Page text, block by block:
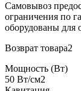
Самовывоз
ограничения по
оборудованы для
Возврат товара2
Мощность (Вт)
50 Вт/см2